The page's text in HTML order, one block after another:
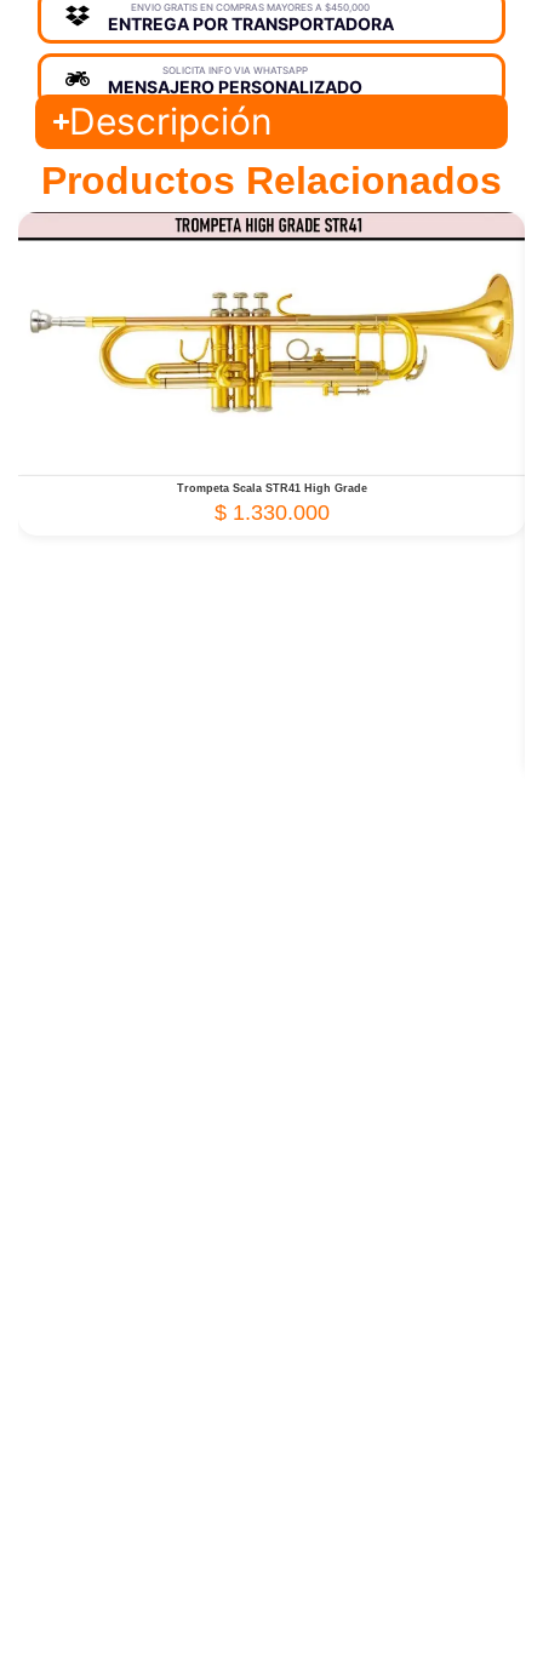
ENVIO GRATIS EN COMPRAS MAYORES A $450,000
ENTREGA POR TRANSPORTADORA
SOLICITA INFO VIA WHATSAPP
MENSAJERO PERSONALIZADO
Descripción
Productos Relacionados
Trompeta Scala STR41 High Grade
$1.330.000